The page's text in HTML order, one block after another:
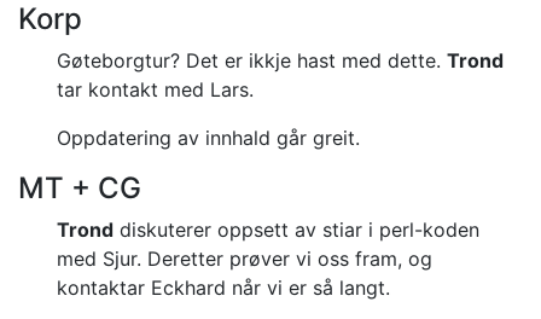
Korp
Gøteborgtur? Det er ikkje hast med dette. Trond
tar kontakt med Lars.
Oppdatering av innhald går greit.
MT + CG
Trond diskuterer oppsett av stiar i perl-koden
med Sjur. Deretter prøver vi oss fram, og
kontaktar Eckhard når vi er så langt.